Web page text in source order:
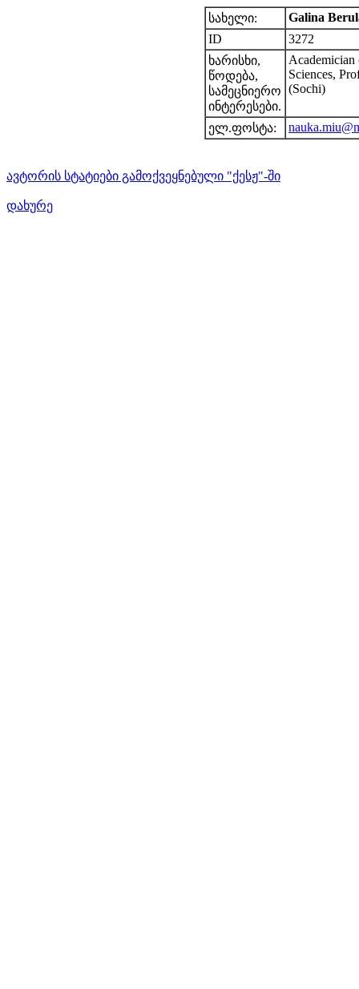
სახელი:
Galina
ID
3272
ხარისხი,
წოდება,
სამეცნიერო
ინტერესები.
Sciences,
(Sochi)
ელ.ფოსტა:
ავტორის სტატიები გამოქვეყნებული "ქესჟ"-ში
დახურე